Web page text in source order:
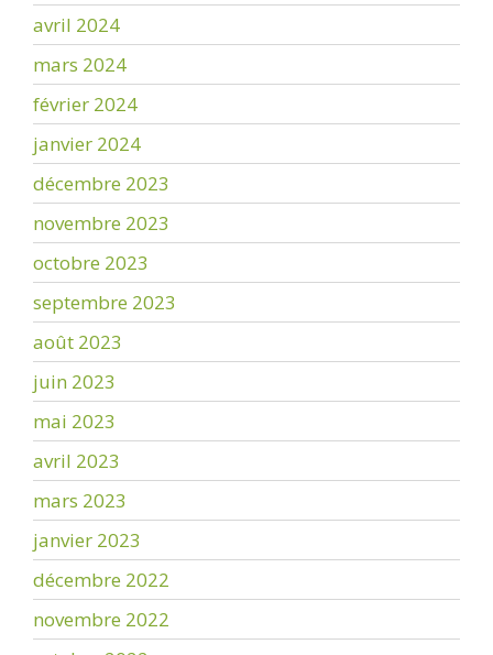
avril 2024
mars 2024
février 2024
janvier 2024
décembre 2023
novembre 2023
octobre 2023
septembre 2023
août 2023
juin 2023
mai 2023
avril 2023
mars 2023
janvier 2023
décembre 2022
novembre 2022